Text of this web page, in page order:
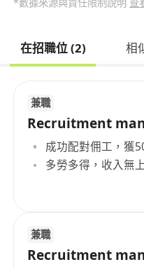
在招職位 (2) 相
兼職
Recruitment
成功配對佣工，獲
多勞多得，收入無
兼職
Recruitment